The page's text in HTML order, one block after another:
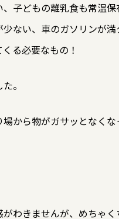
子どもの離乳食も常温
ない、車のガソリンが
る必要なもの！
。
から物がガサッとなく
わきませんが、めちゃ